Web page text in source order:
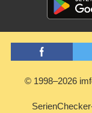
© 1998–2026